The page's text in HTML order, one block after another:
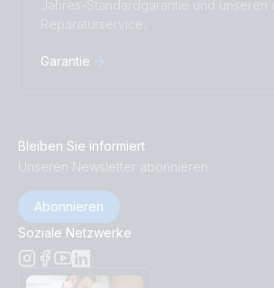
Jahres-Standardgarantie und unseren
Reparaturservice.
Garantie
Bleiben Sie informiert
Unseren Newsletter abonnieren
Abonnieren
Soziale Netzwerke